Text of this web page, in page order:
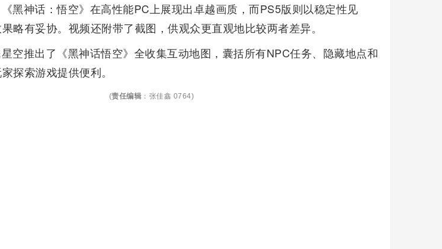
黑神话：悟空》在高性能PC上展现出卓越画质，而PS5版则以稳定性见
略有妥协。视频还附带了截图，供观众更直观地比较两者差异。
空推出了《黑神话悟空》全收集互动地图，囊括所有NPC任务、隐藏地点和
探索游戏提供便利。
(责任编辑 ：张佳鑫 0764)